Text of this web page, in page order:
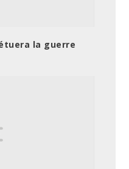
la guerre